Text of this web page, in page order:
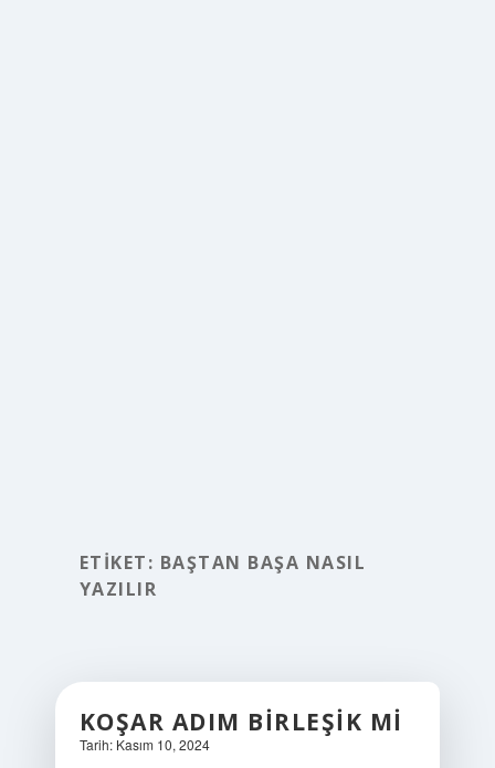
ETIKET: BAŞTAN BAŞA NASIL
YAZILIR
KOŞAR ADIM BIRLEŞIK MI
Tarih: Kasım 10, 2024